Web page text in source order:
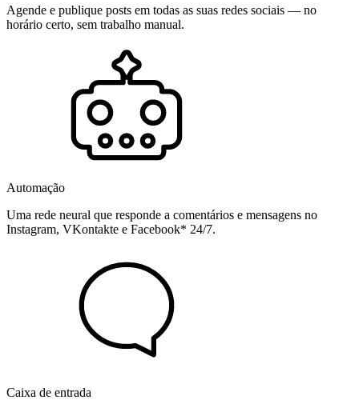
Agende e publique posts em todas as suas redes sociais — no
horário certo, sem trabalho manual.
Automação
Uma rede neural que responde a comentários e mensagens no
Instagram, VKontakte e Facebook* 24/7.
Caixa de entrada